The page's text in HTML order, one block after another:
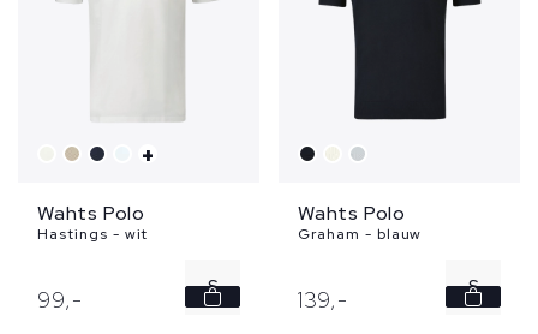
+
Wahts Polo
Hastings - wit
99,- S
Wahts Polo
Graham - blauw
139,- S